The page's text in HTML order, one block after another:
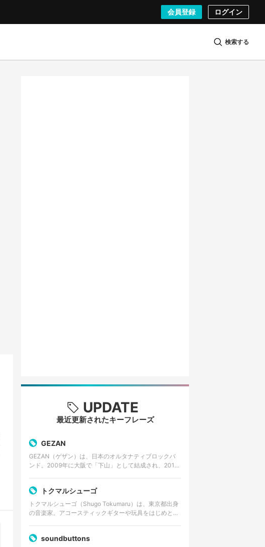
会員登録 ログイン
検索する
UPDATE
最近更新されたキーフレーズ
GEZAN
GEZAN（ゲザン）は、日本のオルタナティブロックバ
ンド。2009年に大阪で「下山」として結成され、2012
トクマルシューゴ
トクマルシューゴ（Shugo Tokumaru）は、東京都出身
の音楽家。アコースティックギターや玩具をはじめとす
soundbuttons